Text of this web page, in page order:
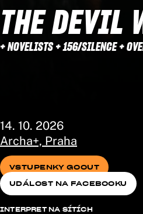
THE DEVIL
+ NOVELISTS + 156/SILENCE +
14. 10. 2026
Archa+, Praha
VSTUPENKY GOOUT
VSTUPENKY GOOUT
UDÁLOST NA FACEBOOKU
INTERPRET NA SÍTÍCH